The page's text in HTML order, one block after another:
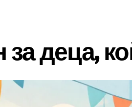
деца,